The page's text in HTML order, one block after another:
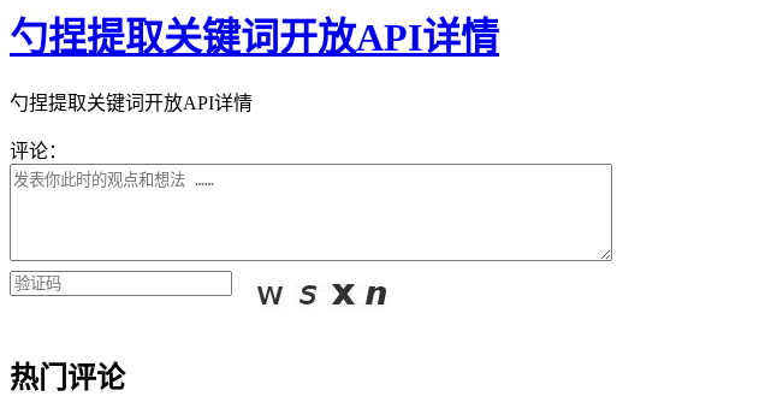
勺捏提取关键词开放API详情
勺捏提取关键词开放API详情
评论：
热门评论